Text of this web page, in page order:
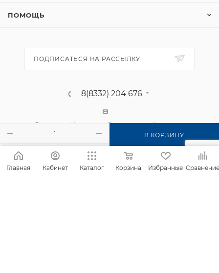
В КОРЗИНУ
ПОМОЩЬ
ПОДПИСАТЬСЯ НА РАССЫЛКУ
8(8332) 204 676
г. Киров, п. Садаковский, ул.
Московская, 2б
Главная Кабинет Каталог Корзина Избранные Сравнение